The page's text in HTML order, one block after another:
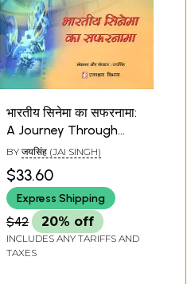
भारतीय सिनेमा का सफरनामा:
A Journey Through
Indian Cinema
BY जयसिंह (JAI SINGH)
$33.60
Express Shipping
$42 20% off
INCLUDES ANY TARIFFS AND
TAXES